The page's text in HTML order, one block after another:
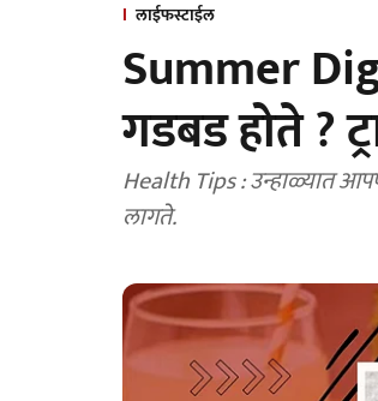
लाईफस्टाईल
Summer
गडबड होते ?
Health Tips : उन्हाळ्यात
लागते.